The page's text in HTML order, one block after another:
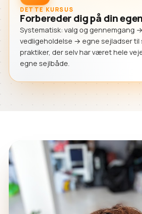
DETTE KURSUS
Forbereder dig på din
Systematisk: valg og gennemgang
vedligeholdelse → egne sejladser til
praktiker, der selv har været hele
egne sejlbåde.